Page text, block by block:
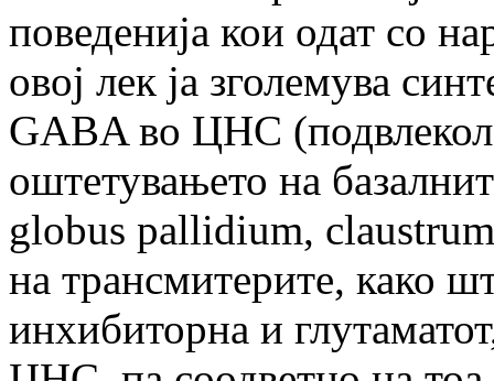
поведенија кои одат со
овој лек ја зголемува
GABA во ЦНС
оштетувањето на
globus pallidium,
на трансмитерите, како
инхибиторна и